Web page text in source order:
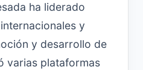
ha liderado
y
y desarrollo de
varias plataformas